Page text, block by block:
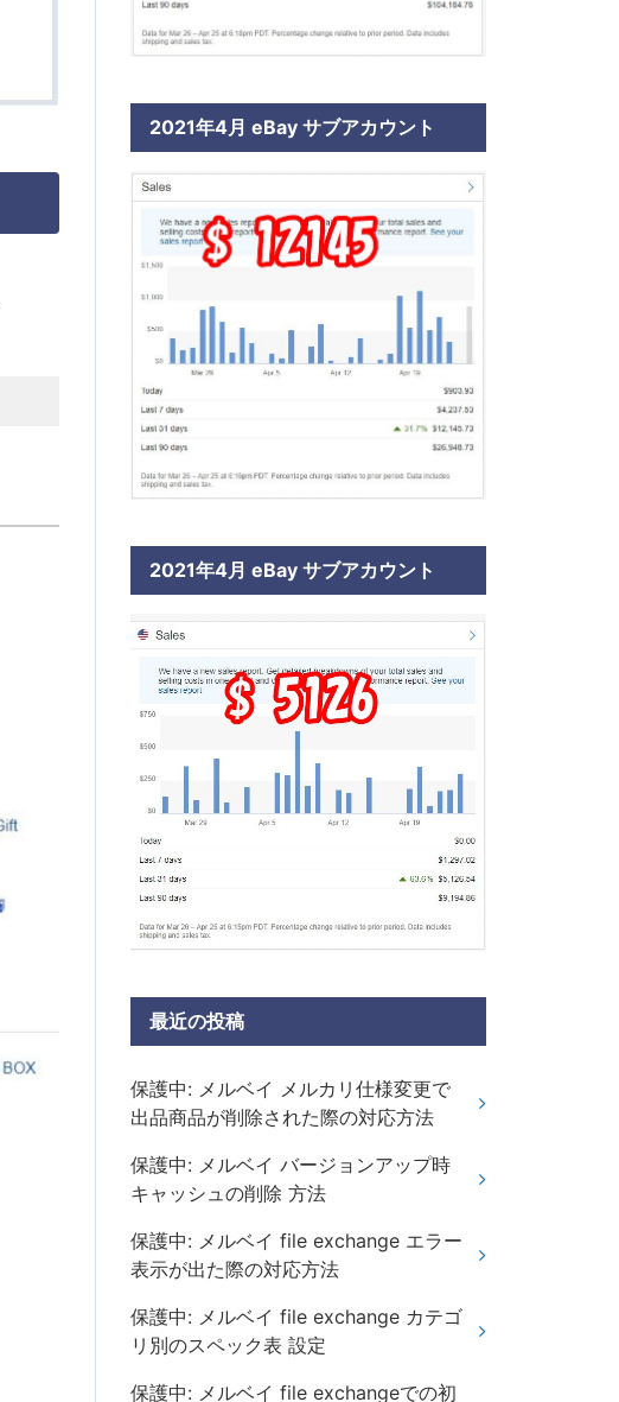
2021年4月 eBay サブアカウント
2021年4月 eBay サブアカウント
最近の投稿
保護中: メルベイ メルカリ仕様変更で
出品商品が削除された際の対応方法
保護中: メルベイ バージョンアップ時
キャッシュの削除 方法
保護中: メルベイ file exchange エラー
表示が出た際の対応方法
保護中: メルベイ file exchange カテゴ
リ別のスペック表 設定
保護中: メルベイ file exchangeでの初